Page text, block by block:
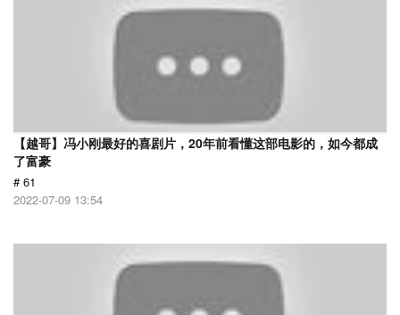
【越哥】冯小刚最好的喜剧片，20年前看懂这部电影的，如今都成
了富豪
# 61
2022-07-09 13:54